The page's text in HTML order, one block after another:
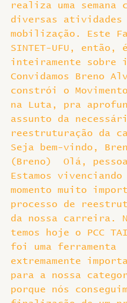
realiza uma semana
diversas atividades
mobilização. Este
SINTET-UFU, então,
inteiramente sobre
Convidamos Breno
constrói o
na Luta, pra
assunto da
reestruturação da
Seja bem-vindo,
(Breno)  Olá,
Estamos vivenciando
momento muito
processo de
da nossa carreira.
temos hoje o PCC
foi uma ferramenta
extremamente
para a nossa
porque nós